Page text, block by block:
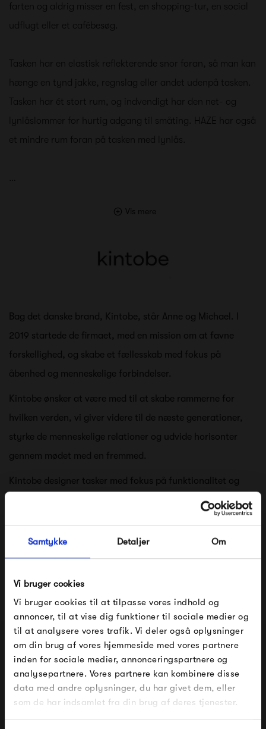
Samtykke Detaljer Om
Vi bruger cookies
Vi bruger cookies til at tilpasse vores indhold og
annoncer, til at vise dig funktioner til sociale medier og
til at analysere vores trafik. Vi deler også oplysninger
om din brug af vores hjemmeside med vores partnere
inden for sociale medier, annonceringspartnere og
analysepartnere. Vores partnere kan kombinere disse
data med andre oplysninger, du har givet dem, eller
som de har indsamlet fra din brug af deres tjenester.
farten og aldrig misser en fest, en shopping-tur, en social
udflugt eller et cafébesøg.
Tasken har en elastisk reflekterende snor foran, så man kan
hænge en tynd jakke, regnslag eller andet udenpå tasken.
Tasken har ét stort rum, og indvendigt har den net- og
lynlåslommer for hurtig adgang til småting. HAZE har også
et mindre rum foran på tasken med lynlås.
Vis mere
Bag det danske brand, Kintobe, står Anne og Michael. I
2019 startede de firmaet, med en mission om at favne
forskellighed, og skabe et fællesskab med fokus på
åbenhed og menneskelige forbindelser.
Kintobe ønsker at være med til at skabe rammerne for
hvilken verden, vi giver videre til de næste generationer,
styrke de menneskelige relationer og udvide horisonter
gennem mødet med en fremmed.
Kintobe designer tasker med fokus på funktionalitet og
praktik. Der anvendes slidstærke tekstiler og tænkes på
brugervenlighed og multifunktionalitet i designet, som
sikrer, at Kintobes tasker kan følge dig i hverdagslivet.
for hver kollektion, arbejdes der hen mod målet om en
100% bæredygtig taske.
Se alle varer fra Kintobe
Produkter fra samme kategori
FÅ 10% PÅ DIN NÆSTE ORDRE
Indtast din e-mail, så sender vi rabatkoden til dig på
mail. Minimumsbeløb er 499 kr. for at indløse
rabatten.
Gælder ikke på produkter fra Fermob, File Under